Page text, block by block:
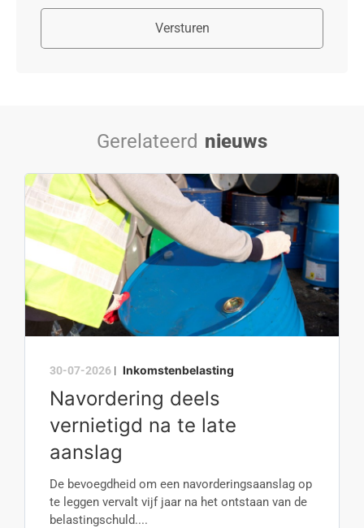
Versturen
Gerelateerd nieuws
30-07-2026 | Inkomstenbelasting
Navordering deels
vernietigd na te late
aanslag
De bevoegdheid om een navorderingsaanslag op
te leggen vervalt vijf jaar na het ontstaan van de
belastingschuld....